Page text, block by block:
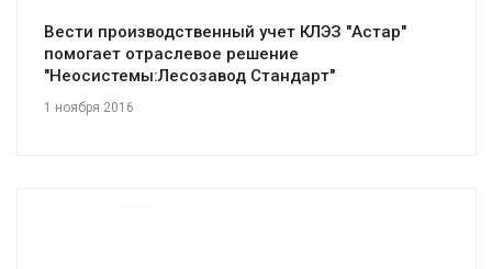
Вести производственный учет КЛЭЗ "Астар"
помогает отраслевое решение
"Неосистемы:Лесозавод Стандарт"
1 ноября 2016